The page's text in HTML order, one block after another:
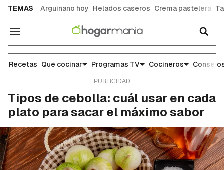
TEMAS Arguiñano hoy Helados caseros Crema pastelera
Navegación
Alimentos: qué son, para qué sirven y cómo
Recetas Qué cocinar Programas TV Cocineros
Tipos de cebolla: cuál usar en cada
plato para sacar el máximo sabor